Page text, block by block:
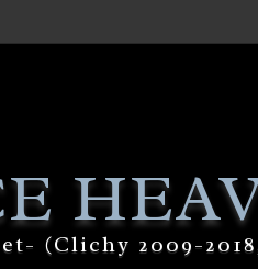
(Clichy 2009-